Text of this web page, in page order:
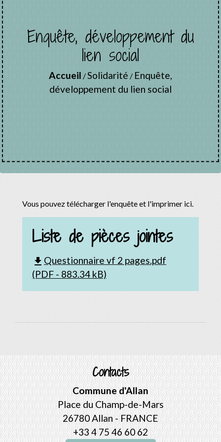
Enquête, développement du
lien social
Accueil /Solidarité / Enquête,
développement du lien social
Vous pouvez télécharger l'enquête et l'imprimer ici.
Liste de pièces jointes
file_download Questionnaire vf 2 pages.pdf
(PDF - 883.34 kB)
Contacts
Commune d'Allan
Place du Champ-de-Mars
26780 Allan - FRANCE
+33 4 75 46 60 62